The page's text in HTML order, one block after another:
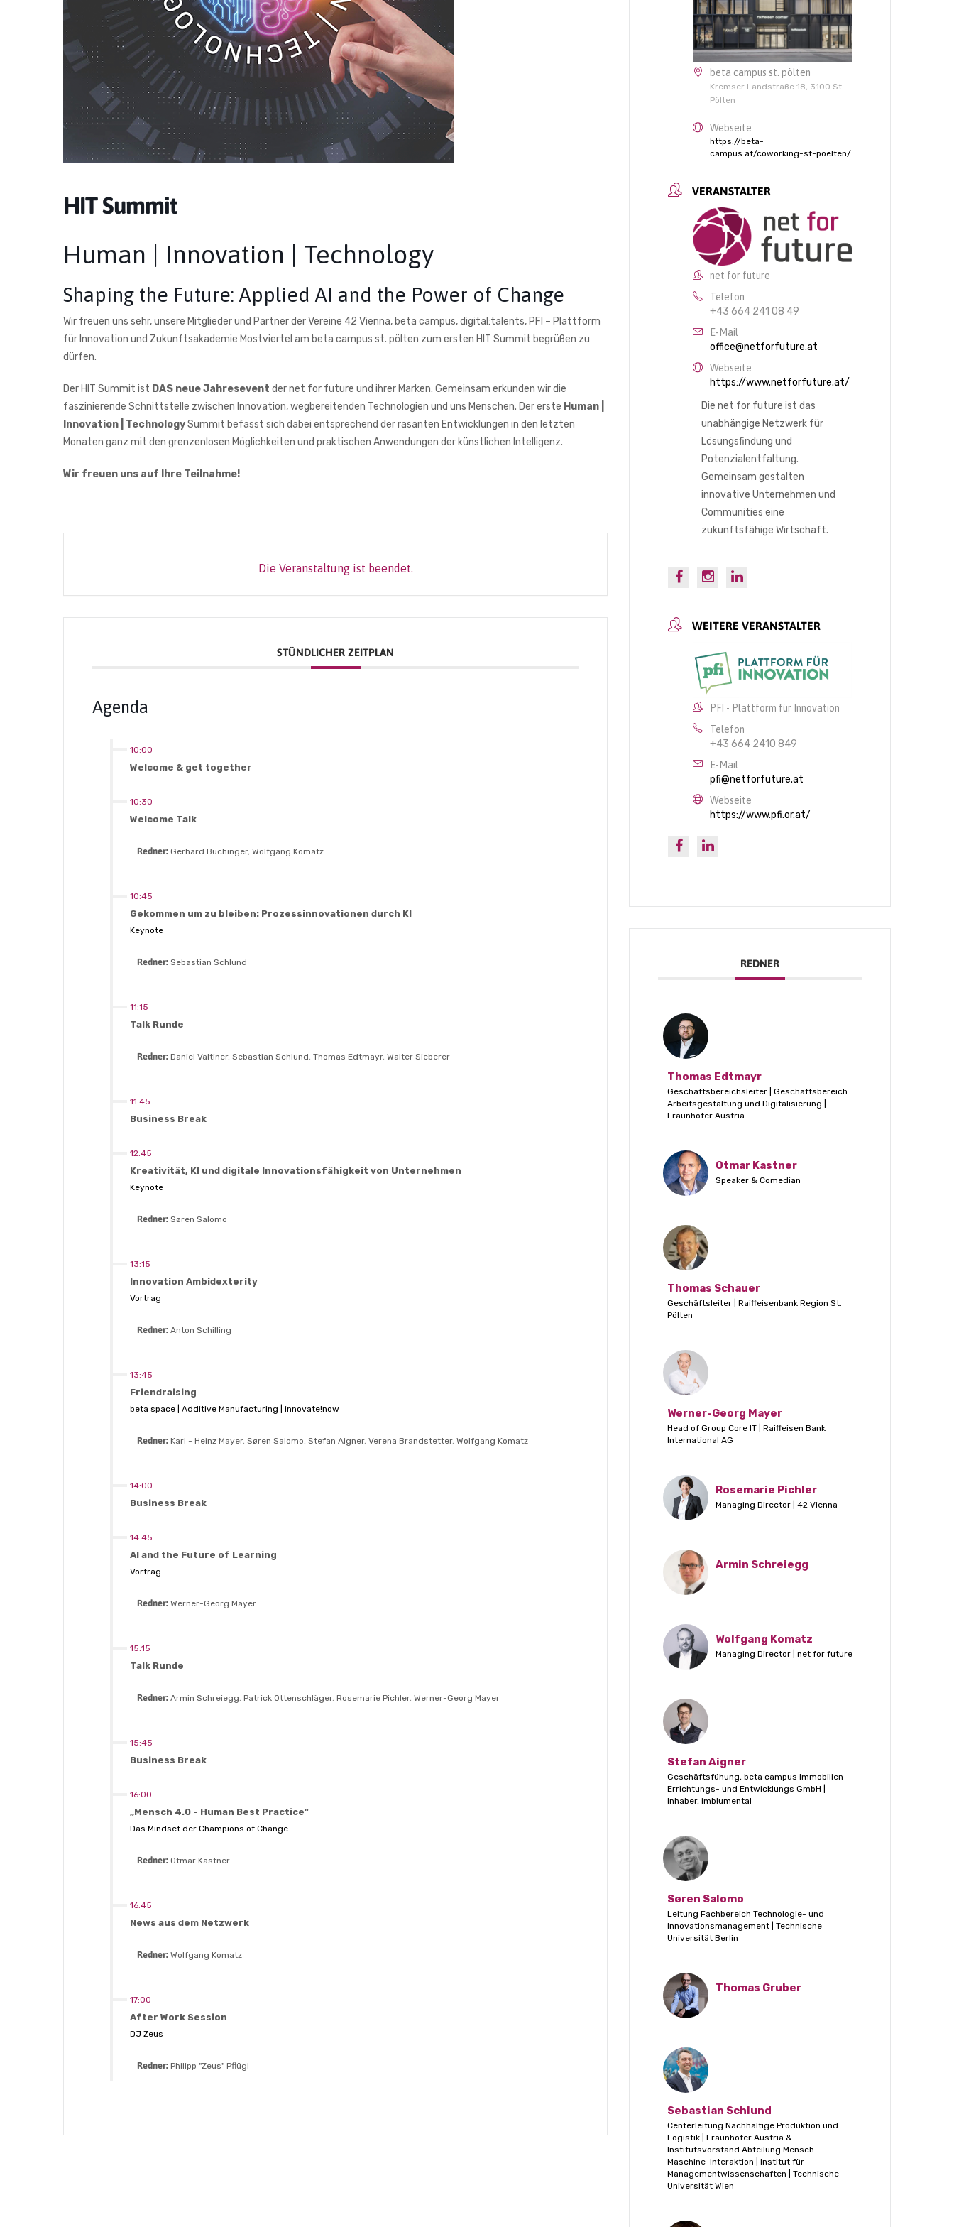
HIT Summit
Human | Innovation | Technology
Shaping the Future: Applied AI and the Power of Change
Wir freuen uns sehr, unsere Mitglieder und Partner der Vereine 42 Vienna, beta campus, digital:talents, PFI – Plattform
für Innovation und Zukunftsakademie Mostviertel am beta campus st. pölten zum ersten HIT Summit begrüßen zu
dürfen.
Der HIT Summit ist DAS neue Jahresevent der net for future und ihrer Marken. Gemeinsam erkunden wir die
faszinierende Schnittstelle zwischen Innovation, wegbereitenden Technologien und uns Menschen. Der erste Human |
Innovation | TechnologySummit befasst sich dabei entsprechend der rasanten Entwicklungen in den letzten
Monaten ganz mit den grenzenlosen Möglichkeiten und praktischen Anwendungen der künstlichen Intelligenz.
Wir freuen uns auf Ihre Teilnahme!
Die Veranstaltung ist beendet.
STÜNDLICHER ZEITPLAN
Agenda
10:00
Welcome & get together
10:30
Welcome Talk
Redner: Gerhard Buchinger, Wolfgang Komatz
10:45
Gekommen um zu bleiben: Prozessinnovationen durch KI
Keynote
Redner: Sebastian Schlund
11:15
Talk Runde
Redner: Daniel Valtiner, Sebastian Schlund, Thomas Edtmayr, Walter Sieberer
11:45
Business Break
12:45
Kreativität, KI und digitale Innovationsfähigkeit von Unternehmen
Keynote
Redner: Søren Salomo
13:15
Innovation Ambidexterity
Vortrag
Redner: Anton Schilling
13:45
Friendraising
beta space | Additive Manufacturing | innovate!now
Redner: Karl - Heinz Mayer, Søren Salomo, Stefan Aigner, Verena Brandstetter, Wolfgang Komatz
14:00
Business Break
14:45
AI and the Future of Learning
Vortrag
Redner: Werner-Georg Mayer
15:15
Talk Runde
Redner: Armin Schreiegg, Patrick Ottenschläger, Rosemarie Pichler, Werner-Georg Mayer
15:45
Business Break
16:00
„Mensch 4.0 - Human Best Practice"
Das Mindset der Champions of Change
Redner: Otmar Kastner
16:45
News aus dem Netzwerk
Redner: Wolfgang Komatz
17:00
After Work Session
DJ Zeus
Redner: Philipp "Zeus" Pflügl
beta campus st. pölten
Kremser Landstraße 18, 3100 St.
Pölten
Webseite
https://beta-
campus.at/coworking-st-poelten/
VERANSTALTER
net for future
Telefon
+43 664 241 08 49
E-Mail
office@netforfuture.at
Webseite
https://www.netforfuture.at/
Die net for future ist das
unabhängige Netzwerk für
Lösungsfindung und
Potenzialentfaltung.
Gemeinsam gestalten
innovative Unternehmen und
Communities eine
zukunftsfähige Wirtschaft.
WEITERE VERANSTALTER
PFI - Plattform für Innovation
Telefon
+43 664 2410 849
E-Mail
pfi@netforfuture.at
Webseite
https://www.pfi.or.at/
REDNER
Thomas Edtmayr
Geschäftsbereichsleiter | Geschäftsbereich
Arbeitsgestaltung und Digitalisierung |
Fraunhofer Austria
Otmar Kastner
Speaker & Comedian
Thomas Schauer
Geschäftsleiter | Raiffeisenbank Region St.
Pölten
Werner-Georg Mayer
Head of Group Core IT | Raiffeisen Bank
International AG
Rosemarie Pichler
Managing Director | 42 Vienna
Armin Schreiegg
Wolfgang Komatz
Managing Director | net for future
Stefan Aigner
Geschäftsfühung, beta campus Immobilien
Errichtungs- und Entwicklungs GmbH |
Inhaber, imblumental
Søren Salomo
Leitung Fachbereich Technologie- und
Innovationsmanagement | Technische
Universität Berlin
Thomas Gruber
Sebastian Schlund
Centerleitung Nachhaltige Produktion und
Logistik | Fraunhofer Austria &
Institutsvorstand Abteilung Mensch-
Maschine-Interaktion | Institut für
Managementwissenschaften | Technische
Universität Wien